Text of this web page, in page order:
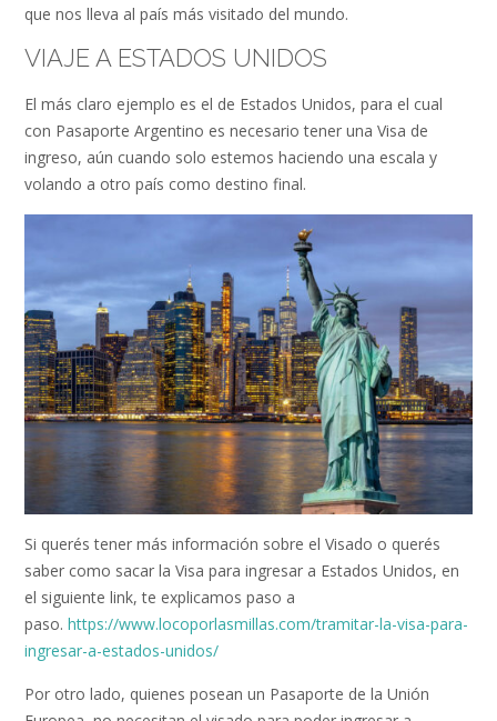
que nos lleva al país más visitado del mundo.
VIAJE A ESTADOS UNIDOS
El más claro ejemplo es el de Estados Unidos, para el cual
con Pasaporte Argentino es necesario tener una Visa de
ingreso, aún cuando solo estemos haciendo una escala y
volando a otro país como destino final.
Si querés tener más información sobre el Visado o querés
saber como sacar la Visa para ingresar a Estados Unidos, en
el siguiente link, te explicamos paso a
paso. https://www.locoporlasmillas.com/tramitar-la-visa-para-
ingresar-a-estados-unidos/
Por otro lado, quienes posean un Pasaporte de la Unión